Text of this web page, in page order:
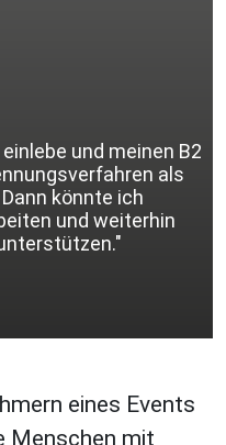
und meinen B2
als
könnte ich
und weiterhin